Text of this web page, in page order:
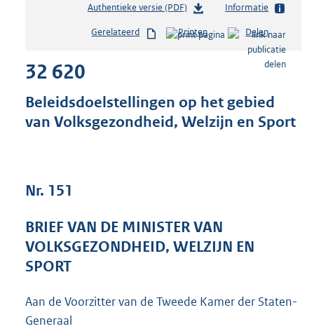
Authentieke versie (PDF)b
s
s
g
:
4
Informatie
Gerelateerd Printen Delen
32 620
Beleidsdoelstellingen op het gebied
van Volksgezondheid, Welzijn en Sport
Nr. 151
BRIEF VAN DE MINISTER VAN
VOLKSGEZONDHEID, WELZIJN EN
SPORT
Aan de Voorzitter van de Tweede Kamer der Staten-
Generaal